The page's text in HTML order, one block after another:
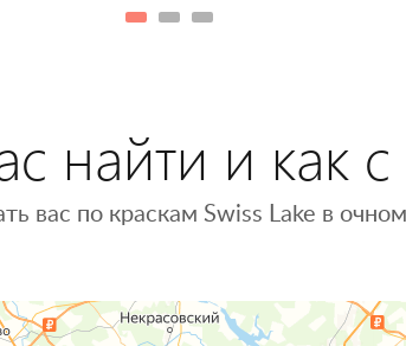
найти и как с
вас по краскам Swiss Lake в